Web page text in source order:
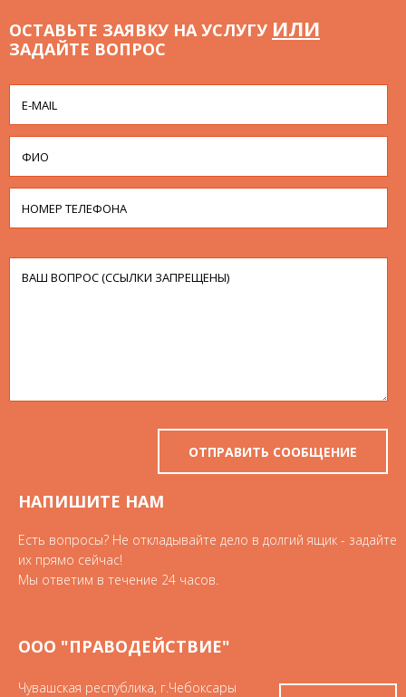
ОСТАВЬТЕ ЗАЯВКУ НА УСЛУГУ ИЛИ
ЗАДАЙТЕ ВОПРОС
НАПИШИТЕ НАМ
Есть вопросы? Не откладывайте дело в долгий ящик - задайте
их прямо сейчас!
Мы ответим в течение 24 часов.
ООО "ПРАВОДЕЙСТВИЕ"
Чувашская республика, г.Чебоксары